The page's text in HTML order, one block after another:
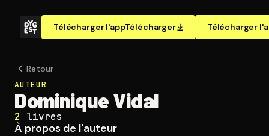
Télécharger l'appTélécharger Télécharger
Retour
AUTEUR
Dominique Vidal
2 livres
À propos de l'auteur